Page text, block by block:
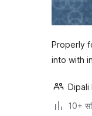
Properly
into with
Dipali
10+